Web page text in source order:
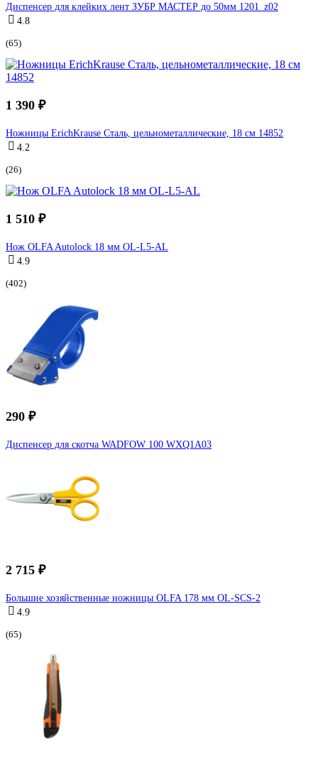
Диспенсер для клейких лент ЗУБР МАСТЕР до 50мм 1201_z02
4.8
(65)
1 390 ₽
Ножницы ErichKrause Сталь, цельнометаллические, 18 см 14852
4.2
(26)
1 510 ₽
Нож OLFA Autolock 18 мм OL-L5-AL
4.9
(402)
290 ₽
Диспенсер для скотча WADFOW 100 WXQ1A03
2 715 ₽
Большие хозяйственные ножницы OLFA 178 мм OL-SCS-2
4.9
(65)